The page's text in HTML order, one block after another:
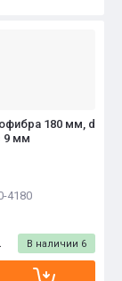
180 мм, d
9 мм
4180
В наличии 6